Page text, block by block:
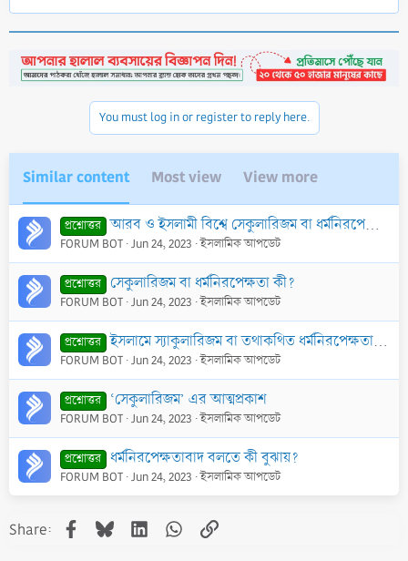
You must log in or register to reply here.
Similar content Most view View more
প্রশ্নোত্তর আরব ও ইসলামী বিশ্বে সেকুলারিজম বা ধর্মনিরপেক্ষতার কুফল
FORUM BOT Jun 24, 2023 ইসলামিক আপডেট
প্রশ্নোত্তর সেকুলারিজম বা ধর্মনিরপেক্ষতা কী?
FORUM BOT Jun 24, 2023 ইসলামিক আপডেট
প্রশ্নোত্তর ইসলামে স্যাকুলারিজম বা তথাকথিত ধর্মনিরপেক্ষতায় বিশ্বাস করার বিধান কী? এবং ধর্মনিরপেক্ষতার সাথে বিশ্বায়ণ (পশ্চাত্য সভ্যতার প্রসার) এর সম্পর্ক কী?
FORUM BOT Jun 24, 2023 ইসলামিক আপডেট
প্রশ্নোত্তর ‘সেকুলারিজম’ এর আত্মপ্রকাশ
FORUM BOT Jun 24, 2023 ইসলামিক আপডেট
প্রশ্নোত্তর ধর্মনিরপেক্ষতাবাদ বলতে কী বুঝায়?
FORUM BOT Jun 24, 2023 ইসলামিক আপডেট
Share: Facebook
BlueskyLinkedInWhatsApp
Link